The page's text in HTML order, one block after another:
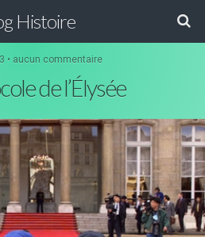
Histoire
• aucun commentaire
de l’Élysée